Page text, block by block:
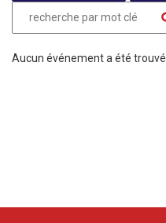
Aucun événement a été trouvé.